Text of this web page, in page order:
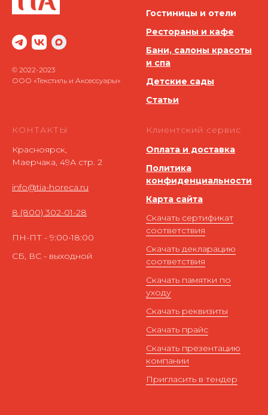
© 2022-2023
ООО «Текстиль и Аксессуары»
Гостиницы и отели
Рестораны и кафе
Бани, салоны красоты
и спа
Детские сады
Статьи
КОНТАКТЫ
Красноярск,
Маерчака, 49А стр. 2
info@tia-horeca.ru
8 (800) 302-01-28
ПН-ПТ - 9:00-18:00
СБ, ВС - выходной
Клиентский сервис
Оплата и доставка
Политика
конфиденциальности
Карта сайта
Скачать сертификат
соответствия
Скачать декларацию
соответствия
Скачать памятки по
уходу
Скачать реквизиты
Скачать прайс
Скачать презентацию
компании
Пригласить в тендер